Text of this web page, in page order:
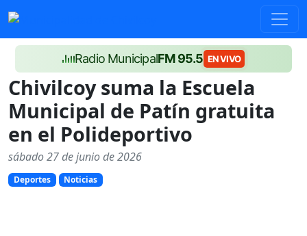
Radio MunicipalFM 95.5 EN VIVO
Chivilcoy suma la Escuela
Municipal de Patín gratuita
en el Polideportivo
sábado 27 de junio de 2026
Deportes Noticias